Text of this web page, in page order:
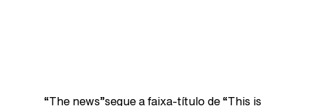
“The news”segue a faixa-título de “This is